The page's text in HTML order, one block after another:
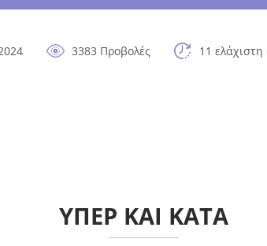
3383 Προβολές 11
ΥΠΈΡ ΚΑΙ ΚΑΤΆ